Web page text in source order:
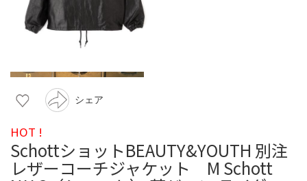
シェア
HOT !
SchottショットBEAUTY&YOUTH 別注
レザーコーチジャケット M Schott